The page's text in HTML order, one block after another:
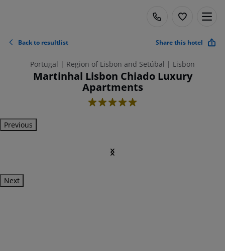
Back to resultlist Share this hotel
Portugal | Region of Lisbon and Setúbal | Lisbon
Martinhal Lisbon Chiado Luxury
Apartments
5
Previous
Next